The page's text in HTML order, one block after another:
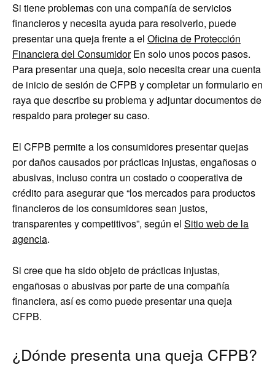
Si tiene problemas con una compañía de servicios
financieros y necesita ayuda para resolverlo, puede
presentar una queja frente a el Oficina de Protección
Financiera del ConsumidorEn solo unos pocos pasos.
Para presentar una queja, solo necesita crear una cuenta
de inicio de sesión de CFPB y completar un formulario en
raya que describe su problema y adjuntar documentos de
respaldo para proteger su caso.
El CFPB permite a los consumidores presentar quejas
por daños causados ​​por prácticas injustas, engañosas o
abusivas, incluso contra un costado o cooperativa de
crédito para asegurar que “los mercados para productos
financieros de los consumidores sean justos,
transparentes y competitivos”, según el Sitio web de la
agencia.
Si cree que ha sido objeto de prácticas injustas,
engañosas o abusivas por parte de una compañía
financiera, así es como puede presentar una queja
CFPB.
¿Dónde presenta una queja CFPB?